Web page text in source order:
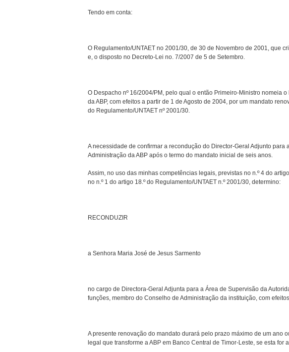
Tendo em conta:
O Regulamento/UNTAET no 2001/30, de 30 de Novembro de 2001, que
e, o disposto no Decreto-Lei no. 7/2007 de 5 de Setembro.
O Despacho nº 16/2004/PM, pelo qual o então Primeiro-Ministro nomeia
da ABP, com efeitos a partir de 1 de Agosto de 2004, por um mandato
do Regulamento/UNTAET nº 2001/30.
A necessidade de confirmar a recondução do Director-Geral Adjunto
Administração da ABP após o termo do mandato inicial de seis anos.
Assim, no uso das minhas competências legais, previstas no n.º 4 do
no n.º 1 do artigo 18.º do Regulamento/UNTAET n.º 2001/30, determino:
RECONDUZIR
a Senhora Maria José de Jesus Sarmento
no cargo de Directora-Geral Adjunta para a Área de Supervisão da
funções, membro do Conselho de Administração da instituição, com
A presente renovação do mandato durará pelo prazo máximo de um ano
legal que transforme a ABP em Banco Central de Timor-Leste, se esta for